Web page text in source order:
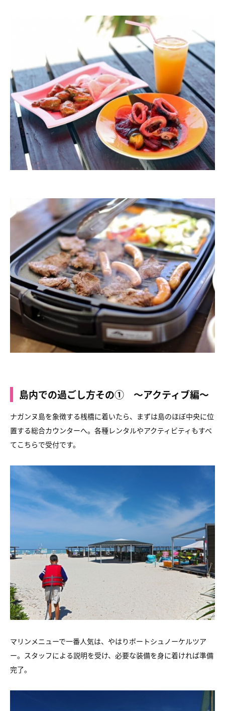
島内での過ごし方その① 〜アクティブ編〜
ナガンヌ島を象徴する桟橋に着いたら、まずは島のほぼ中央に位
置する総合カウンターへ。各種レンタルやアクティビティもすべ
てこちらで受付です。
マリンメニューで一番人気は、やはりボートシュノーケルツア
ー。スタッフによる説明を受け、必要な装備を身に着ければ準備
完了。